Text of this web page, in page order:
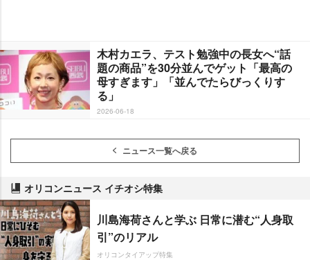
木村カエラ、テスト勉強中の長女へ“話
題の商品”を30分並んでゲット「最高の
母すぎます」「並んでたらびっくりす
る」
2026-06-18
ニュース一覧へ戻る
オリコンニュース イチオシ特集
川島海荷さんと学ぶ 日常に潜む“人身取
引”のリアル
オリコンタイアップ特集